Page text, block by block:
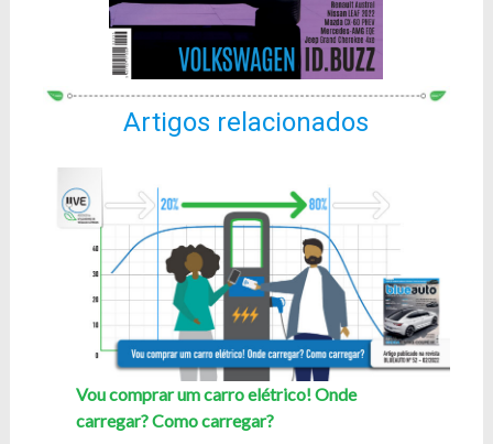
Artigos relacionados
Vou comprar um carro elétrico! Onde
carregar? Como carregar?